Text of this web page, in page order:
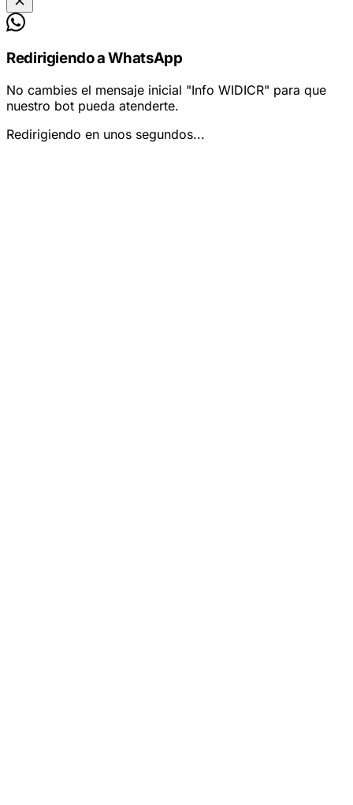
Redirigiendo a WhatsApp
No cambies el mensaje inicial "Info WIDICR" para que
nuestro bot pueda atenderte.
Redirigiendo en unos segundos...